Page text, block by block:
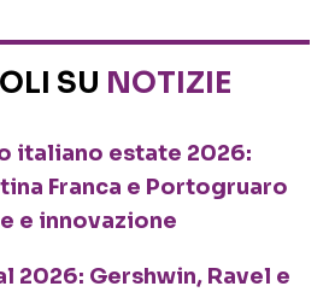
SU NOTIZIE
italiano estate 2026:
Franca e Portogruaro
e innovazione
2026: Gershwin, Ravel e